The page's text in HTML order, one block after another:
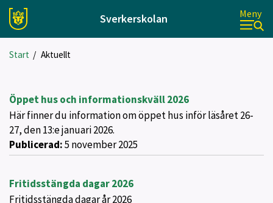
Sverkerskolan Meny
Start / Aktuellt
Öppet hus och informationskväll 2026
Här finner du information om öppet hus inför läsåret 26-
27, den 13:e januari 2026.
Publicerad:5 november 2025
Fritidsstängda dagar 2026
Fritidsstängda dagar år 2026